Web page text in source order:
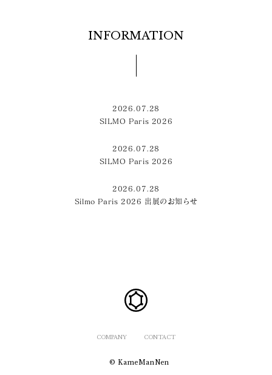
INFORMATION
2026.07.28
SILMO Paris 2026
2026.07.28
SILMO Paris 2026
2026.07.28
Silmo Paris 2026 出展のお知らせ
COMPANY CONTACT
© KameManNen